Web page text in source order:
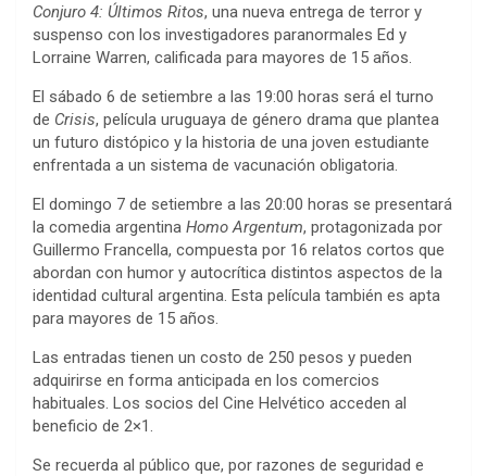
Conjuro 4: Últimos Ritos, una nueva entrega de terror y
suspenso con los investigadores paranormales Ed y
Lorraine Warren, calificada para mayores de 15 años.
El sábado 6 de setiembre a las 19:00 horas será el turno
de Crisis, película uruguaya de género drama que plantea
un futuro distópico y la historia de una joven estudiante
enfrentada a un sistema de vacunación obligatoria.
El domingo 7 de setiembre a las 20:00 horas se presentará
la comedia argentina Homo Argentum, protagonizada por
Guillermo Francella, compuesta por 16 relatos cortos que
abordan con humor y autocrítica distintos aspectos de la
identidad cultural argentina. Esta película también es apta
para mayores de 15 años.
Las entradas tienen un costo de 250 pesos y pueden
adquirirse en forma anticipada en los comercios
habituales. Los socios del Cine Helvético acceden al
beneficio de 2×1.
Se recuerda al público que, por razones de seguridad e